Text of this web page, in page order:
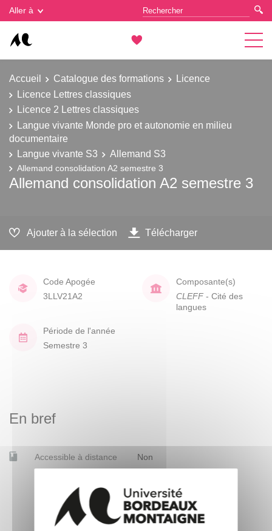
Aller à
Accueil Catalogue des formations
Licence
Licence Lettres classiques
Licence 2 Lettres classiques
Langue vivante Monde pro et autonomie en milieu
documentaire
Langue vivante S3
Allemand S3
Allemand consolidation A2 semestre 3
Allemand consolidation A2 semestre 3
Ajouter à la sélection Télécharger
Code Apogée
3LLV21A2
Composante(s)
CLEFF - Cité des
langues
Période de l'année
Semestre 3
En bref
Accessible à distance Non
Gestion des cookies